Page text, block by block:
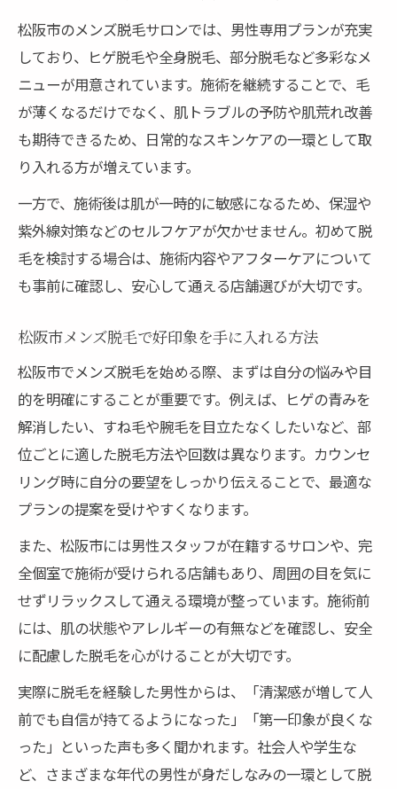
松阪市のメンズ脱毛サロンでは、男性専用プランが充実
しており、ヒゲ脱毛や全身脱毛、部分脱毛など多彩なメ
ニューが用意されています。施術を継続することで、毛
が薄くなるだけでなく、肌トラブルの予防や肌荒れ改善
も期待できるため、日常的なスキンケアの一環として取
り入れる方が増えています。
一方で、施術後は肌が一時的に敏感になるため、保湿や
紫外線対策などのセルフケアが欠かせません。初めて脱
毛を検討する場合は、施術内容やアフターケアについて
も事前に確認し、安心して通える店舗選びが大切です。
松阪市メンズ脱毛で好印象を手に入れる方法
松阪市でメンズ脱毛を始める際、まずは自分の悩みや目
的を明確にすることが重要です。例えば、ヒゲの青みを
解消したい、すね毛や腕毛を目立たなくしたいなど、部
位ごとに適した脱毛方法や回数は異なります。カウンセ
リング時に自分の要望をしっかり伝えることで、最適な
プランの提案を受けやすくなります。
また、松阪市には男性スタッフが在籍するサロンや、完
全個室で施術が受けられる店舗もあり、周囲の目を気に
せずリラックスして通える環境が整っています。施術前
には、肌の状態やアレルギーの有無などを確認し、安全
に配慮した脱毛を心がけることが大切です。
実際に脱毛を経験した男性からは、「清潔感が増して人
前でも自信が持てるようになった」「第一印象が良くな
った」といった声も多く聞かれます。社会人や学生な
ど、さまざまな年代の男性が身だしなみの一環として脱